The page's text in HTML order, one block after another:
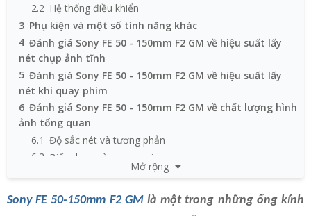
2.2 Hệ thống điều khiển
3 Phụ kiện và một số tính năng khác
4 Đánh giá Sony FE 50 - 150mm F2 GM về hiệu suất lấy
nét chụp ảnh tĩnh
5 Đánh giá Sony FE 50 - 150mm F2 GM về hiệu suất lấy
nét khi quay phim
6 Đánh giá Sony FE 50 - 150mm F2 GM về chất lượng hình
ảnh tổng quan
6.1 Độ sắc nét và tương phản
6.2 Biến dạng và quang sai
Hiệu ứng xóa phông và bokeh
Khả năng xử lý lóa sáng và bóng mờ
Tổng kết chung về Sony FE 50 - 150mm F2 GM
Mở rộng
Sony FE 50-150mm F2 GMlà một trong những ống kính